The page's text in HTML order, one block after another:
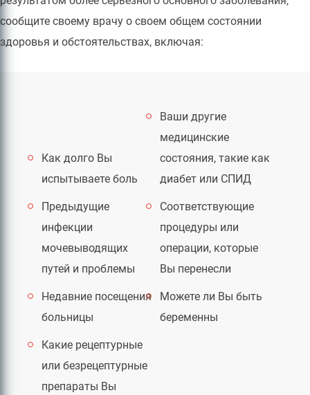
сообщите своему врачу о своем общем состоянии
здоровья и обстоятельствах, включая:
Как долго Вы
испытываете боль
Ваши другие
медицинские
состояния, такие как
диабет или СПИД
Предыдущие
инфекции
мочевыводящих
путей и проблемы
Соответствующие
процедуры или
операции, которые
Вы перенесли
Недавние посещения
больницы
Можете ли Вы быть
беременны
Какие рецептурные
или безрецептурные
препараты Вы